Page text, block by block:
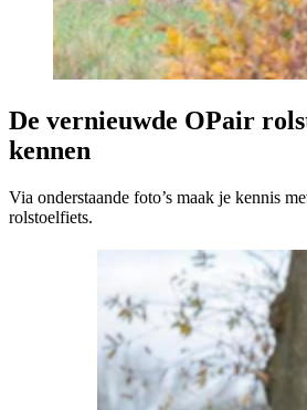
De vernieuwde OPair
kennen
Via onderstaande foto’s maak je kennis
rolstoelfiets.